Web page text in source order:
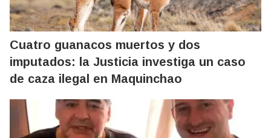
Cuatro guanacos muertos y dos
imputados: la Justicia investiga un caso
de caza ilegal en Maquinchao